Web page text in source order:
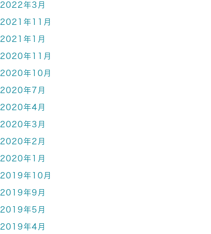
2022年3月
2021年11月
2021年1月
2020年11月
2020年10月
2020年7月
2020年4月
2020年3月
2020年2月
2020年1月
2019年10月
2019年9月
2019年5月
2019年4月